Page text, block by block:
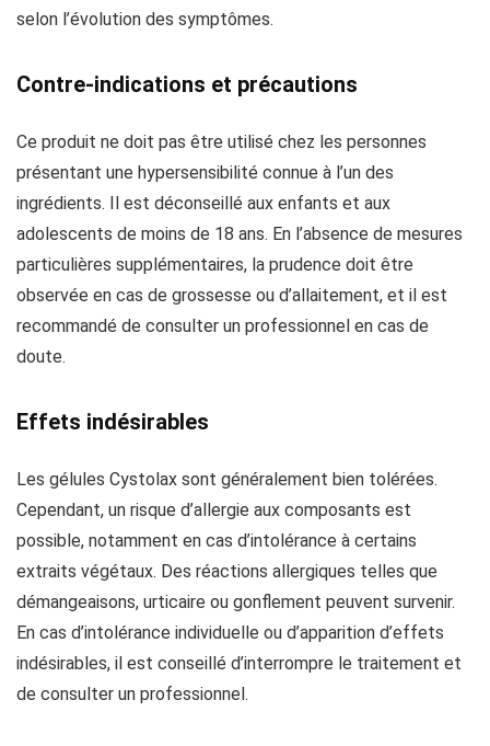
selon l’évolution des symptômes.
Contre-indications et précautions
Ce produit ne doit pas être utilisé chez les personnes
présentant une hypersensibilité connue à l’un des
ingrédients. Il est déconseillé aux enfants et aux
adolescents de moins de 18 ans. En l’absence de mesures
particulières supplémentaires, la prudence doit être
observée en cas de grossesse ou d’allaitement, et il est
recommandé de consulter un professionnel en cas de
doute.
Effets indésirables
Les gélules Cystolax sont généralement bien tolérées.
Cependant, un risque d’allergie aux composants est
possible, notamment en cas d’intolérance à certains
extraits végétaux. Des réactions allergiques telles que
démangeaisons, urticaire ou gonflement peuvent survenir.
En cas d’intolérance individuelle ou d’apparition d’effets
indésirables, il est conseillé d’interrompre le traitement et
de consulter un professionnel.